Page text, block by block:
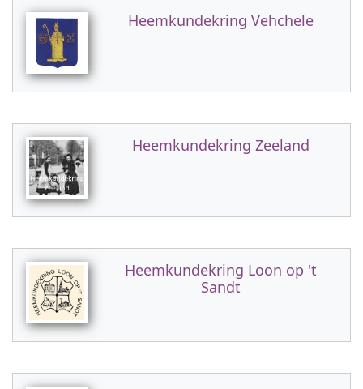
Heemkundekring Vehchele
Heemkundekring Zeeland
Heemkundekring Loon op 't
Sandt